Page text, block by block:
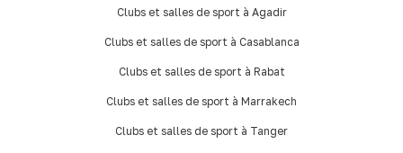
Clubs et salles de sport à Agadir
Clubs et salles de sport à Casablanca
Clubs et salles de sport à Rabat
Clubs et salles de sport à Marrakech
Clubs et salles de sport à Tanger